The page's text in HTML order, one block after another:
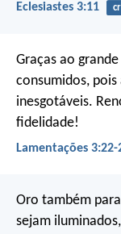
Eclesiastes 3:11
Graças ao
consumidos, pois
inesgotáveis.
fidelidade!
Lamentações 3:22-
Oro também
sejam